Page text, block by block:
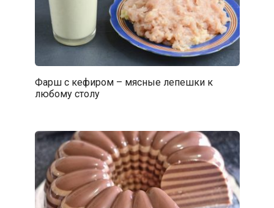
Фарш с кефиром – мясные лепешки к
любому столу